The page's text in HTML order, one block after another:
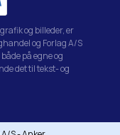
og billeder, er
og Forlag A/S
på egne og
det til tekst- og